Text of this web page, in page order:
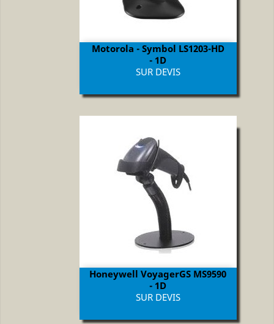
Motorola - Symbol LS1203-HD
- 1D
Prix
SUR DEVIS
Honeywell VoyagerGS MS9590
- 1D
Prix
SUR DEVIS